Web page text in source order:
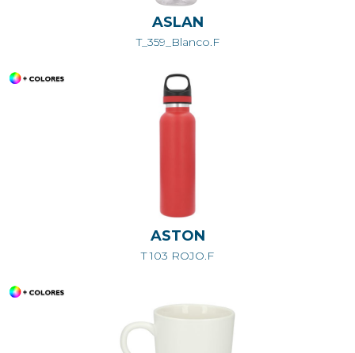
ASLAN
T_359_Blanco.F
ASTON
T 103 ROJO.F